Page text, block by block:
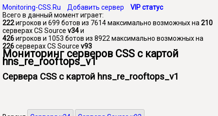
Monitoring-CSS.Ru Добавить сервер
VIP статус
Всего в данный момент играет:
222игроков и 699 ботов из 7614 максимально возможных на 210
серверах CS Source v34и
426игроков и 1053 ботов из 8922 максимально возможных на
226серверах CS Source v93
Мониторинг серверов CSS с картой
hns_re_rooftops_v1
Сервера CSS с картой hns_re_rooftops_v1